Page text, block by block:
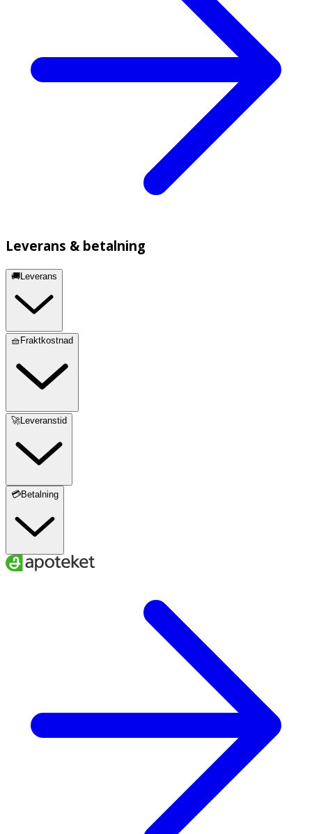
Leverans & betalning
🚚Leverans
🧺Fraktkostnad
🚀Leveranstid
💳Betalning